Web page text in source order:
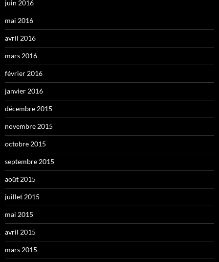
juin 2016
mai 2016
avril 2016
mars 2016
février 2016
janvier 2016
décembre 2015
novembre 2015
octobre 2015
septembre 2015
août 2015
juillet 2015
mai 2015
avril 2015
mars 2015